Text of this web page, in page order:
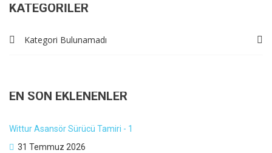
KATEGORILER
Kategori Bulunamadı
EN SON EKLENENLER
Wittur Asansör Sürücü Tamiri - 1
31 Temmuz 2026